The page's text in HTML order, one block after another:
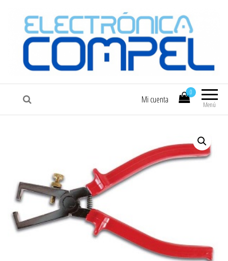
COMPEL Electrónica COMPEL
Menú
0
Mi cuenta